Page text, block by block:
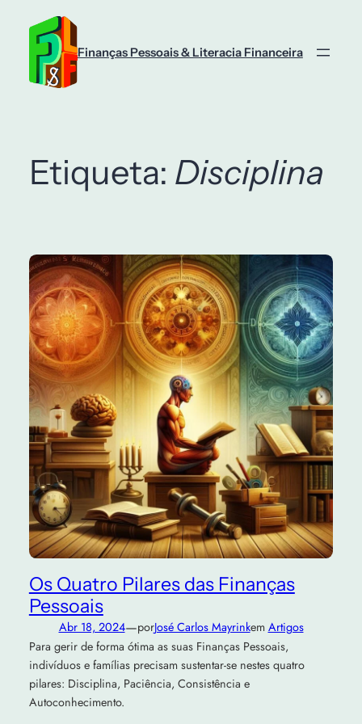
conteúdo
Finanças Pessoais & Literacia Financeira
Etiqueta: Disciplina
Os Quatro Pilares das Finanças
Pessoais
Abr 18, 2024—porJosé Carlos Mayrinkem Artigos
Para gerir de forma ótima as suas Finanças Pessoais,
indivíduos e famílias precisam sustentar-se nestes quatro
pilares: Disciplina, Paciência, Consistência e
Autoconhecimento.